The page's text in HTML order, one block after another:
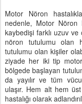
Motor Nöron
nedenle, Motor Nöron
kaybedişi farklı uzuv
nöron tutulumu olan
tutulumu olan kişiler
ziyade her iki tip
bölgede başlayan
da yayılır ve tüm
ulaşır. Hem alt hem
hastalığı olarak